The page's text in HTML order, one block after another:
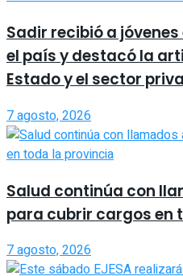
Sadir recibió a
el país y destacó la
Estado y el sector
7 agosto, 2026
Salud continúa con
para cubrir cargos en
7 agosto, 2026